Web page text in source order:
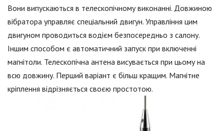
Вони випускаються в телескопічному виконанні. Довжиною
вібратора управляє спеціальний двигун. Управління цим
двигуном проводиться водієм безпосередньо з салону.
Іншим способом є автоматичний запуск при включенні
магнітоли. Телескопічна антена висувається при цьому на
всю довжину. Перший варіант є більш кращим. Магнітне
кріплення відрізняється своєю простотою.